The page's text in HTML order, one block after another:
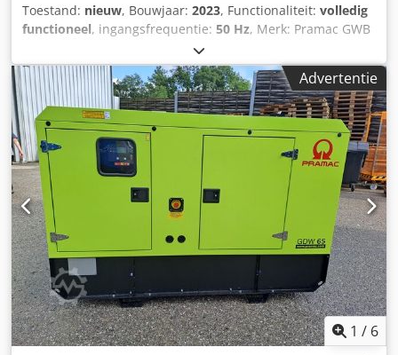
Toestand: nieuw, Bouwjaar: 2023, Functionaliteit: volledig
functioneel, ingangsfrequentie: 50 Hz, Merk: Pramac GWB
22 Y CDS Geluiddempende motorkap: 64 dB(A) 7m Continu
vermogen: 18,4 kVA / 14,45 kW Spanning: 230 / 400 Volt
Frequentie: 50 Hz Fasen: 3 Dsdpeq A U Axjfx Aqgewa
Dieselmotor: Yanmar 4TNV88 BIPGE Uitlaattrap: STAGE V
Koelsysteem: Water Cilinders: 4 in serie Cilinderinhoud:
2190 cm³ Inlaat: Normaal Motortoerental: 1500 rpm
Motorbediening: Mechanisch Elektrische start Verbruik bij
3/4 belasting: 3,87 liter Verbruik bij vollast: 5,17 liter/uur
Generator: MeccAlte ECP28-M/4 of gelijkwaardig Type:
Borstelloos Aantal polen: 4 Regeling: Elektronisch (AVR-
regeling) Handmatig bedieningspaneel: Sleutelstart
Voltmeter, ampèremeter, bedrijfsurenteller,
motorstoringsindicator Stopcontacten: 1 x Schuko 220V 2 x
CEE 16A -230V 1 x CEE 16A -400V 1 x CEE 32A -400V
Afmetingen: Lengte: 1645 mm Breedte: 870 mm Hoogte:
1072 mm Tankinhoud: 51 liter Gewicht: ca. 560 kg
Kraanoog Heftruck kan onder
Advertentie
1 / 6